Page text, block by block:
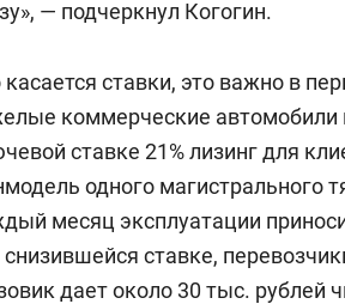
— подчеркнул Когогин.
касается ставки, это важно в
коммерческие автомобили
ставке 21% лизинг для
одного магистрального
месяц эксплуатации
снизившейся ставке,
дает около 30 тыс. рублей